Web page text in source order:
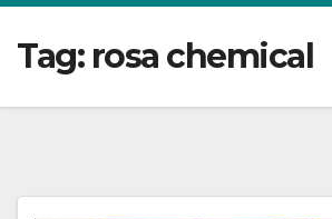
Tag: rosa chemical